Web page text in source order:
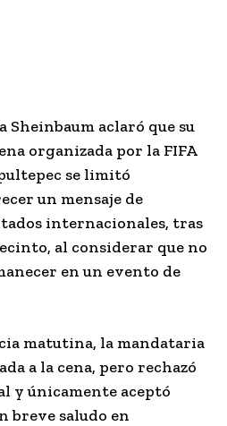
Sheinbaum aclaró que su
organizada por la FIFA
se limitó
un mensaje de
internacionales, tras
al considerar que no
en un evento de
matutina, la mandataria
a la cena, pero rechazó
y únicamente aceptó
breve saludo en